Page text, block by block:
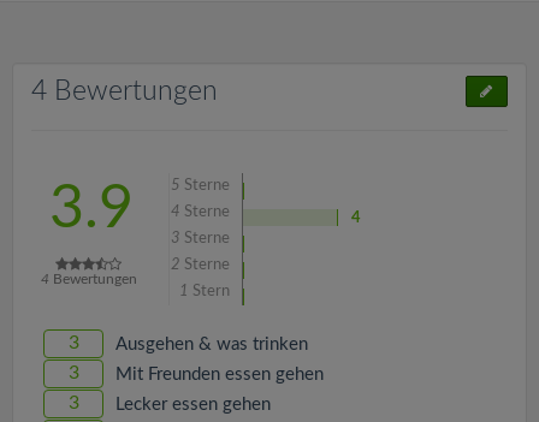
4 Bewertungen
3.9
4 Bewertungen
5 Sterne
4 Sterne
4
3 Sterne
2 Sterne
1 Stern
3 Ausgehen & was trinken
3 Mit Freunden essen gehen
3 Lecker essen gehen